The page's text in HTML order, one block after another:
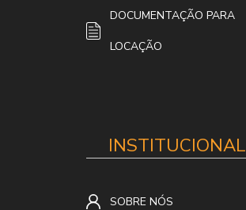
DOCUMENTAÇÃO PARA
LOCAÇÃO
INSTITUCIONAL
SOBRE NÓS